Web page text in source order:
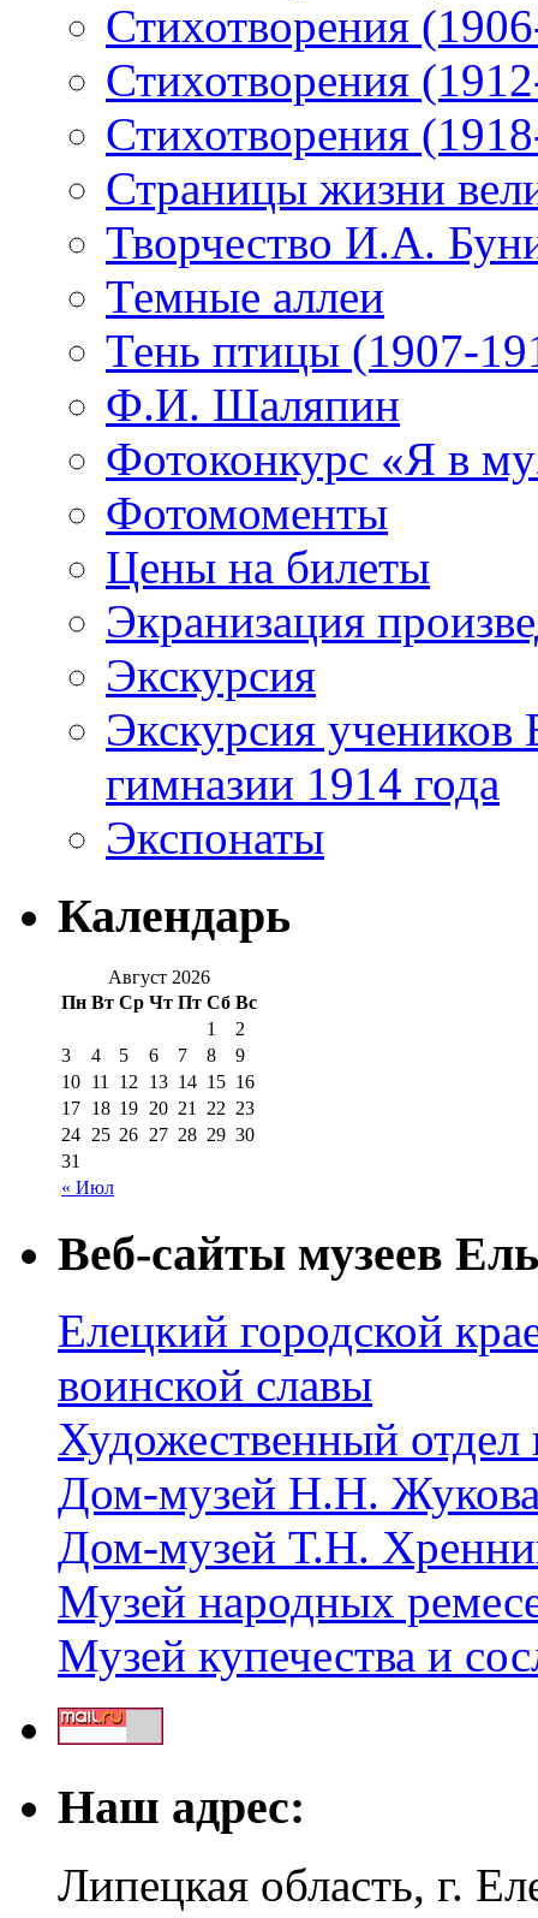
Стихотворения
Стихотворения
Стихотворения
Страницы жизни
Творчество И.А.
Темные аллеи
Тень птицы (1907-
Ф.И. Шаляпин
Фотоконкурс «Я в
Фотомоменты
Цены на билеты
Экранизация
Экскурсия
Экскурсия
гимназии 1914 года
Экспонаты
Календарь
Август 2026
Пн Вт Ср Чт Пт Сб Вс
« Июл
1
2
3
4 5 6 7 8
9
10 11 12 13 14 15 16
17 18 19 20 21 22 23
24 25 26 27 28 29 30
31
Веб-сайты музеев
Елецкий городской
воинской славы
Художественный отдел
Дом-музей Н.Н.
Дом-музей Т.Н.
Музей народных
Музей купечества и
Наш адрес:
Липецкая область, г.